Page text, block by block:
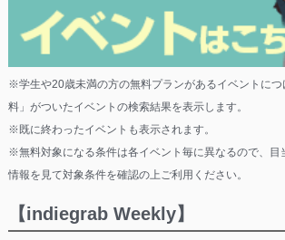
※学生や20歳未満の方の無料プランがあるイベントに
料」がついたイベントの検索結果を表示します。
※既に終わったイベントも表示されます。
※無料対象になる条件は各イベント毎に異なるので、目
情報を見て対象条件を確認の上ご利用ください。
【indiegrab Weekly】